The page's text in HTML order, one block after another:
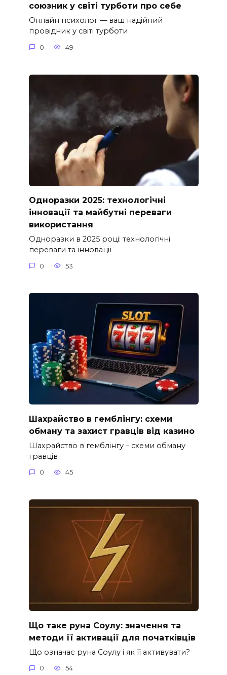
союзник у світі турботи про себе
Онлайн психолог — ваш надійний
провідник у світі турботи
0 49
Одноразки 2025: технологічні
інновації та майбутні переваги
використання
Одноразки в 2025 році: технологічні
переваги та інновації
0 53
Шахрайство в гемблінгу: схеми
обману та захист гравців від казино
Шахрайство в гемблінгу – схеми обману
гравців
0 45
Що таке руна Соулу: значення та
методи її активації для початківців
Що означає руна Соулу і як її активувати?
0 54